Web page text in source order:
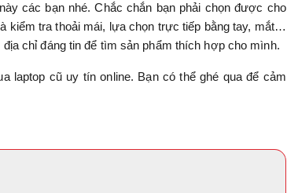
các bạn nhé. Chắc chắn bạn phải chọn được cho
kiểm tra thoải mái, lựa chọn trực tiếp bằng tay, mắt…
chỉ đáng tin để tìm sản phẩm thích hợp cho mình.
laptop cũ uy tín online. Bạn có thể ghé qua để cảm